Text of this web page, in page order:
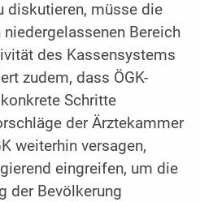
diskutieren, müsse die
Bereich
des Kassensystems
zudem, dass ÖGK-
Schritte
der Ärztekammer
weiterhin versagen,
eingreifen, um die
der Bevölkerung